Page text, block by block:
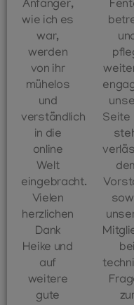
Anfänger,
wie ich es
war,
werden
von ihr
mühelos
und
verständlich
in die
online
Welt
eingebracht.
Vielen
herzlichen
Dank
Heike und
auf
weitere
gute
Seite
bei